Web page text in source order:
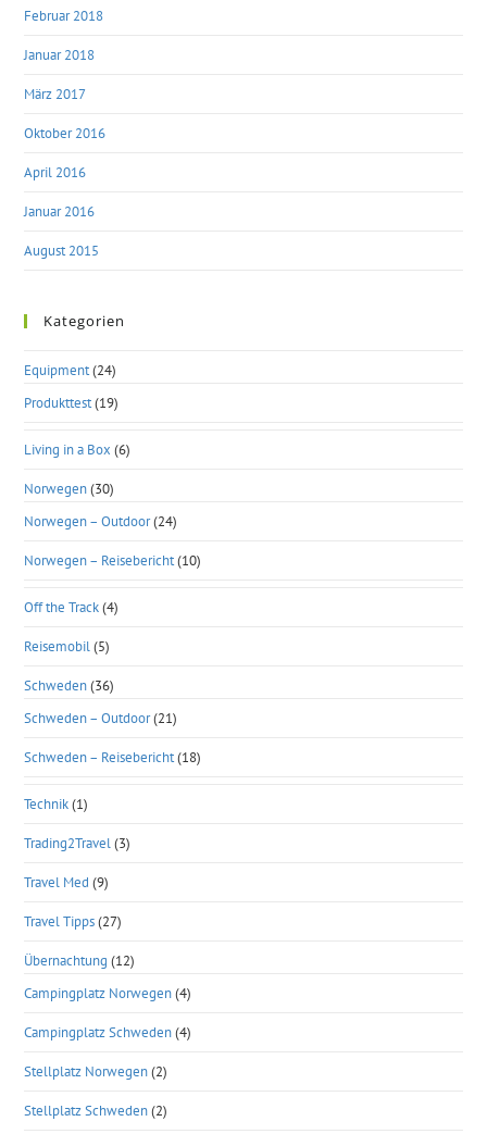
Februar 2018
Januar 2018
März 2017
Oktober 2016
April 2016
Januar 2016
August 2015
Kategorien
Equipment(24)
Produkttest(19)
Living in a Box (6)
Norwegen (30)
Norwegen – Outdoor(24)
Norwegen – Reisebericht(10)
Off the Track (4)
Reisemobil (5)
Schweden (36)
Schweden – Outdoor(21)
Schweden – Reisebericht(18)
Technik (1)
Trading2Travel (3)
Travel Med (9)
Travel Tipps (27)
Übernachtung (12)
Campingplatz Norwegen (4)
Campingplatz Schweden (4)
Stellplatz Norwegen (2)
Stellplatz Schweden (2)